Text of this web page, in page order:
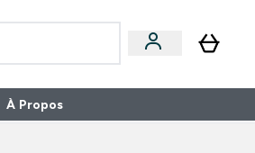
submenu
À Propos